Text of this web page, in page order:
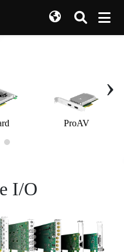
ProAV
›
I/O